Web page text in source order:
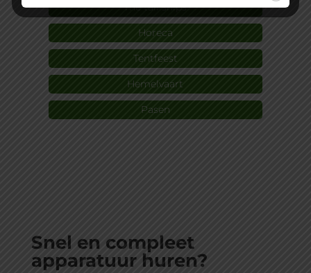
The tall ships
Horeca
Tentfeest
Hemelvaart
Pasen
Snel en compleet
apparatuur huren?